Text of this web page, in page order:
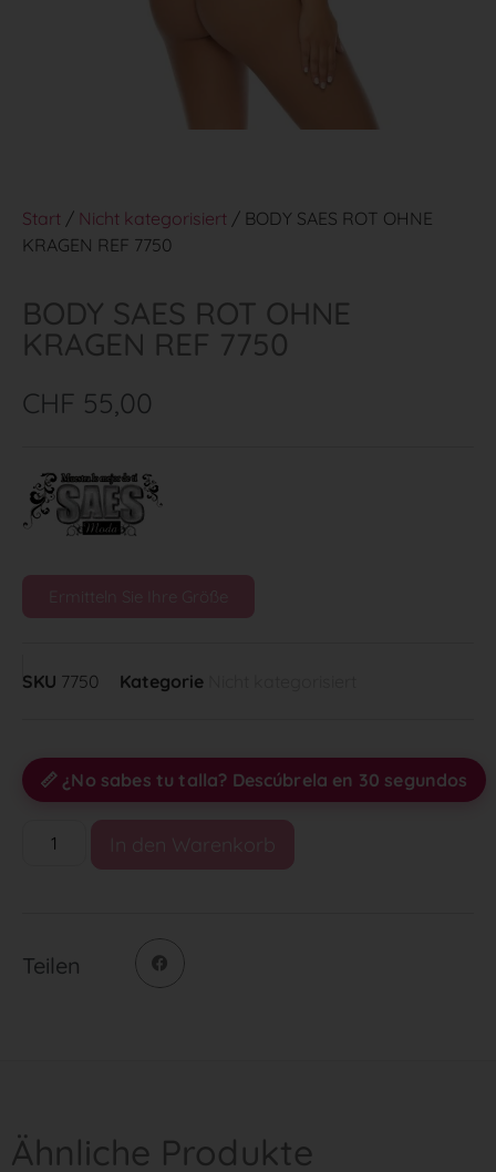
Start / Nicht kategorisiert / BODY SAES ROT OHNE
KRAGEN REF 7750
BODY SAES ROT OHNE
KRAGEN REF 7750
CHF 55,00
Ermitteln Sie Ihre Größe
SKU 7750 Kategorie
📏 ¿No sabes tu talla? Descúbrela en 30 segundos
In den Warenkorb
Teilen
Ähnliche Produkte